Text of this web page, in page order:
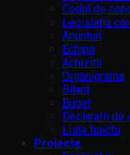
Codul de
Legislația
Anunturi
Echipa
Achizitii
Organigrama
Bilant
Buget
Declaratii de
Lista functii
Proiecte